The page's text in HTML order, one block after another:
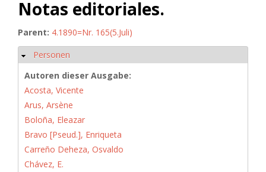
Notas editoriales.
Parent: 4.1890=Nr. 165(5.Juli)
Hide
Personen
Autoren dieser Ausgabe:
Acosta, Vicente
Arus, Arsène
Boloña, Eleazar
Bravo [Pseud.], Enriqueta
Carreño Deheza, Osvaldo
Chávez, E.